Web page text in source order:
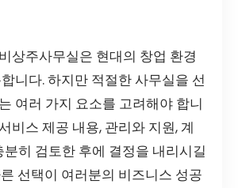
상주사무실은 현대의 창업 환경
니다. 하지만 적절한 사무실을 선
여러 가지 요소를 고려해야 합니
비스 제공 내용, 관리와 지원, 계
분히 검토한 후에 결정을 내리시길
선택이 여러분의 비즈니스 성공